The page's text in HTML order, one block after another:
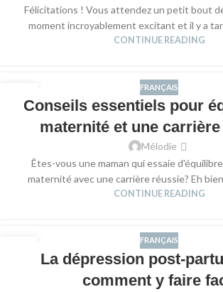
Félicitations ! Vous attendez un petit bout
moment incroyablement excitant et il y a
CONTINUE READING
30
AOÛT
FRANÇAIS
Conseils essentiels pour
maternité et une
Mélodie
Êtes-vous une maman qui essaie
maternité avec une carrière réussie? Eh
CONTINUE READING
FRANÇAIS
La dépression post-
comment y faire